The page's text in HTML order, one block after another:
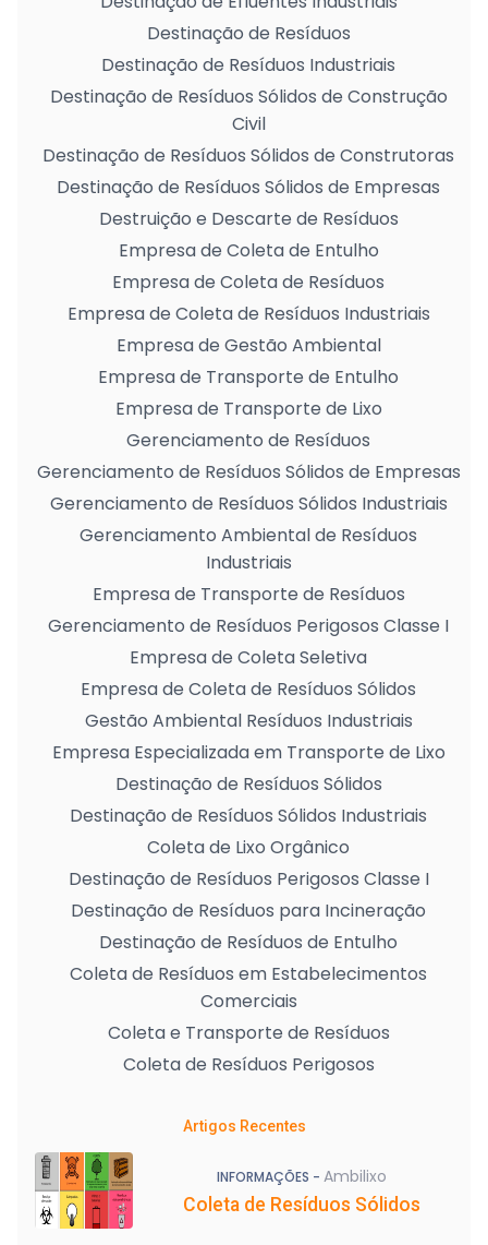
Destinação de Resíduos
Destinação de Resíduos Industriais
Destinação de Resíduos Sólidos de Construção
Civil
Destinação de Resíduos Sólidos de Construtoras
Destinação de Resíduos Sólidos de Empresas
Destruição e Descarte de Resíduos
Empresa de Coleta de Entulho
Empresa de Coleta de Resíduos
Empresa de Coleta de Resíduos Industriais
Empresa de Gestão Ambiental
Empresa de Transporte de Entulho
Empresa de Transporte de Lixo
Gerenciamento de Resíduos
Gerenciamento de Resíduos Sólidos de Empresas
Gerenciamento de Resíduos Sólidos Industriais
Gerenciamento Ambiental de Resíduos
Industriais
Empresa de Transporte de Resíduos
Gerenciamento de Resíduos Perigosos Classe I
Empresa de Coleta Seletiva
Empresa de Coleta de Resíduos Sólidos
Gestão Ambiental Resíduos Industriais
Empresa Especializada em Transporte de Lixo
Destinação de Resíduos Sólidos
Destinação de Resíduos Sólidos Industriais
Coleta de Lixo Orgânico
Destinação de Resíduos Perigosos Classe I
Destinação de Resíduos para Incineração
Destinação de Resíduos de Entulho
Coleta de Resíduos em Estabelecimentos
Comerciais
Coleta e Transporte de Resíduos
Coleta de Resíduos Perigosos
Artigos Recentes
INFORMAÇÕES - Ambilixo
Coleta de Resíduos Sólidos